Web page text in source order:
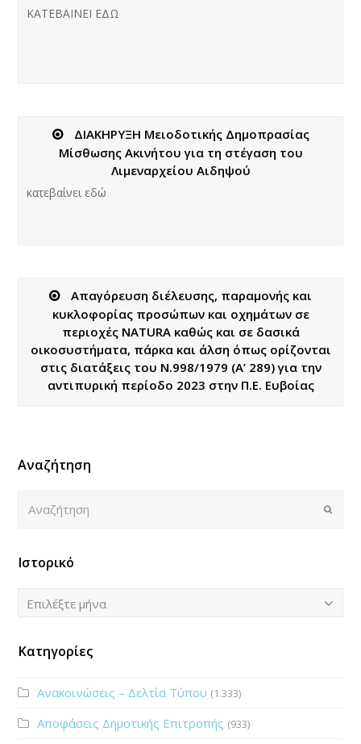
ΚΑΤΕΒΑΙΝΕΙ ΕΔΩ
ΔΙΑΚΗΡΥΞΗ Μειοδοτικής Δημοπρασίας
Μίσθωσης Ακινήτου για τη στέγαση του
Λιμεναρχείου Αιδηψού
κατεβαίνει εδώ
Απαγόρευση διέλευσης, παραμονής και
κυκλοφορίας προσώπων και οχημάτων σε
περιοχές ΝATURA καθώς και σε δασικά
οικοσυστήματα, πάρκα και άλση όπως ορίζονται
στις διατάξεις του Ν.998/1979 (Α’ 289) για την
αντιπυρική περίοδο 2023 στην Π.Ε. Ευβοίας
Αναζήτηση
Submit
Ιστορικό
Ιστορικό
Επιλέξτε μήνα
Κατηγορίες
Ανακοινώσεις – Δελτία Τύπου (1.333)
Αποφάσεις Δημοτικής Επιτροπής (933)